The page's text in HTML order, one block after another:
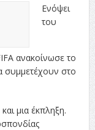
Ενόψει
του
ανακοίνωσε το
συμμετέχουν στο
μια έκπληξη.